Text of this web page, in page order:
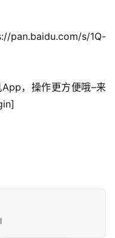
s/1Q-
，操作更方便哦–来